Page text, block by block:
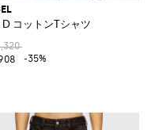
ー
D コットンTシャツ
-35%